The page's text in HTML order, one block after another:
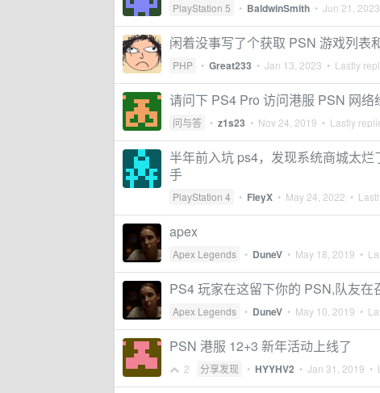
PlayStation 5 • BaldwinSmith • Jun 21, 2023
闲着没事写了个获取 PSN 游戏列表
PHP • Great233 • Jan 13, 2023 • Lastly
请问下 PS4 Pro 访问港服 PSN 网络
问与答 • z1s23 • Nov 24, 2019 • Lastly
半年前入坑 ps4，发现系统商城太
手
PlayStation 4 • FleyX • May 24, 2022 •
apex
Apex Legends • DuneV • May 18, 2019 •
PS4 玩家在这留下你的 PSN,队友在
Apex Legends • DuneV • May 10, 2019 •
PSN 港服 12+3 新年活动上线了
2 分享发现 • HYYHV2 • Jan 31, 2019 •